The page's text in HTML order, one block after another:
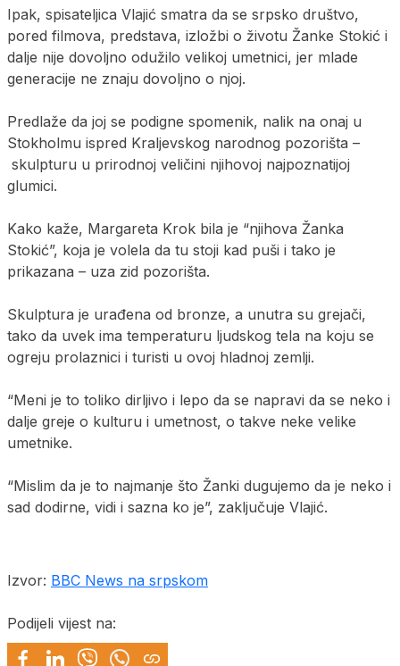
Ipak, spisateljica Vlajić smatra da se srpsko društvo,
pored filmova, predstava, izložbi o životu Žanke Stokić i
dalje nije dovoljno odužilo velikoj umetnici, jer mlade
generacije ne znaju dovoljno o njoj.
Predlaže da joj se podigne spomenik, nalik na onaj u
Stokholmu ispred Kraljevskog narodnog pozorišta –
skulpturu u prirodnoj veličini njihovoj najpoznatijoj
glumici.
Kako kaže, Margareta Krok bila je “njihova Žanka
Stokić”, koja je volela da tu stoji kad puši i tako je
prikazana – uza zid pozorišta.
Skulptura je urađena od bronze, a unutra su grejači,
tako da uvek ima temperaturu ljudskog tela na koju se
ogreju prolaznici i turisti u ovoj hladnoj zemlji.
“Meni je to toliko dirljivo i lepo da se napravi da se neko i
dalje greje o kulturu i umetnost, o takve neke velike
umetnike.
“Mislim da je to najmanje što Žanki dugujemo da je neko i
sad dodirne, vidi i sazna ko je”, zaključuje Vlajić.
Izvor: BBC News na srpskom
Podijeli vijest na: